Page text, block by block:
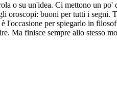
o su un'idea. Ci mettono un
oroscopi: buoni per tutti i segni.
l'occasione per spiegarlo in
Ma finisce sempre allo stesso